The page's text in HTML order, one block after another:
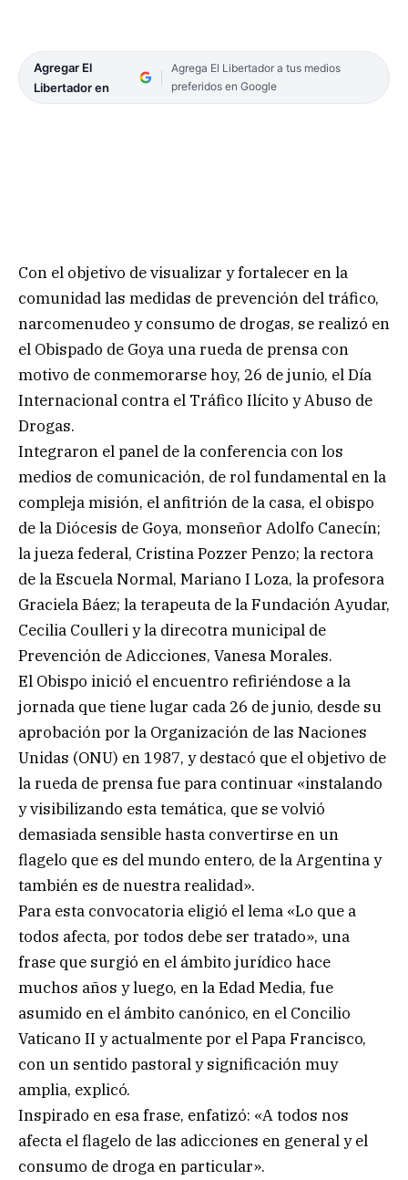
Agregar El
Libertador en
Agrega El Libertador a tus medios
preferidos en Google
Con el objetivo de visualizar y fortalecer en la
comunidad las medidas de prevención del tráfico,
narcomenudeo y consumo de drogas, se realizó en
el Obispado de Goya una rueda de prensa con
motivo de conmemorarse hoy, 26 de junio, el Día
Internacional contra el Tráfico Ilícito y Abuso de
Drogas.
Integraron el panel de la conferencia con los
medios de comunicación, de rol fundamental en la
compleja misión, el anfitrión de la casa, el obispo
de la Diócesis de Goya, monseñor Adolfo Canecín;
la jueza federal, Cristina Pozzer Penzo; la rectora
de la Escuela Normal, Mariano I Loza, la profesora
Graciela Báez; la terapeuta de la Fundación Ayudar,
Cecilia Coulleri y la direcotra municipal de
Prevención de Adicciones, Vanesa Morales.
El Obispo inició el encuentro refiriéndose a la
jornada que tiene lugar cada 26 de junio, desde su
aprobación por la Organización de las Naciones
Unidas (ONU) en 1987, y destacó que el objetivo de
la rueda de prensa fue para continuar «instalando
y visibilizando esta temática, que se volvió
demasiada sensible hasta convertirse en un
flagelo que es del mundo entero, de la Argentina y
también es de nuestra realidad».
Para esta convocatoria eligió el lema «Lo que a
todos afecta, por todos debe ser tratado», una
frase que surgió en el ámbito jurídico hace
muchos años y luego, en la Edad Media, fue
asumido en el ámbito canónico, en el Concilio
Vaticano II y actualmente por el Papa Francisco,
con un sentido pastoral y significación muy
amplia, explicó.
Inspirado en esa frase, enfatizó: «A todos nos
afecta el flagelo de las adicciones en general y el
consumo de droga en particular».